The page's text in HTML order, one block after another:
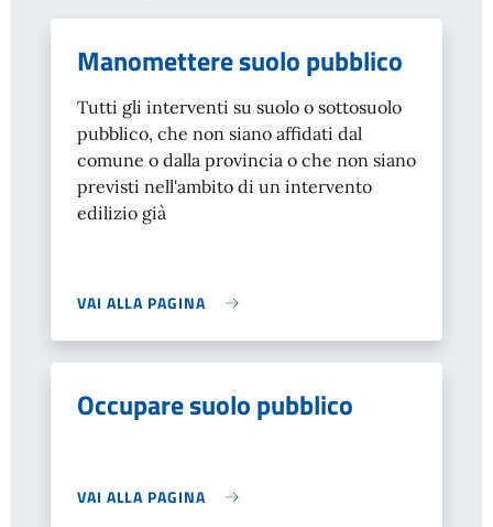
Manomettere suolo pubblico
Tutti gli interventi su suolo o sottosuolo
pubblico, che non siano affidati dal
comune o dalla provincia o che non siano
previsti nell'ambito di un intervento
edilizio già
VAI ALLA PAGINA
Occupare suolo pubblico
VAI ALLA PAGINA